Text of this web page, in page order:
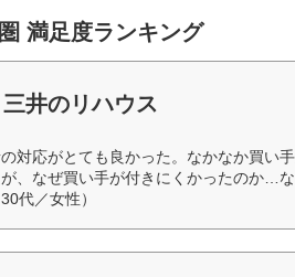
満足度ランキング
三井のリハウス
対応がとても良かった。なかなか買い
、なぜ買い手が付きにくかったのか…
代／女性）